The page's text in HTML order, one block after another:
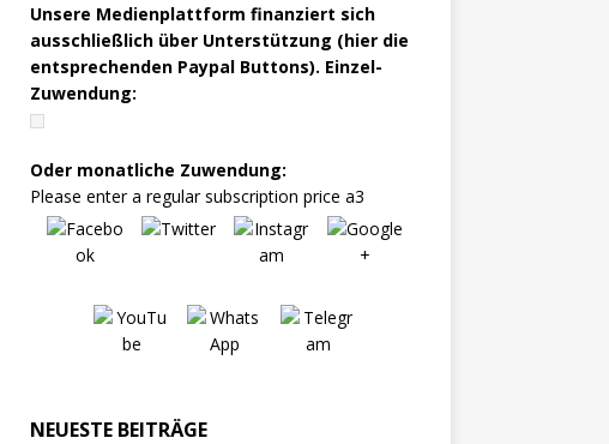
Unsere Medienplattform finanziert sich
ausschließlich über Unterstützung (hier die
entsprechenden Paypal Buttons). Einzel-
Zuwendung:
Oder monatliche Zuwendung:
Please enter a regular subscription price a3
NEUESTE BEITRÄGE